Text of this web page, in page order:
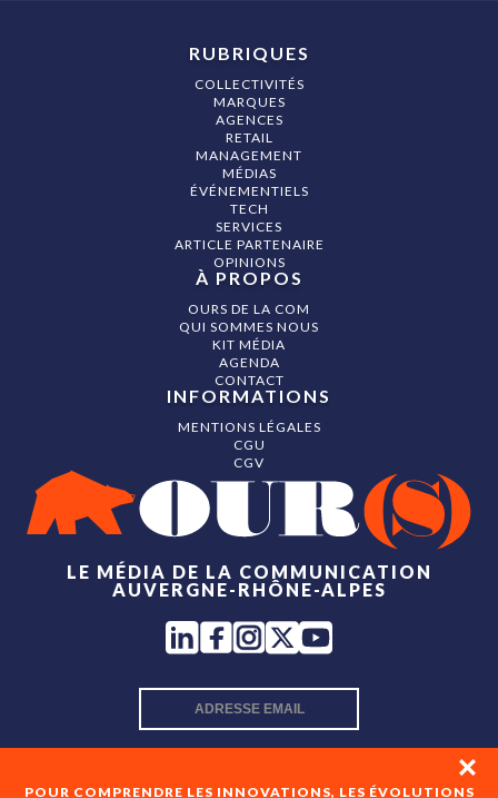
POUR COMPRENDRE LES INNOVATIONS, LES ÉVOLUTIONS
LE MÉDIA DE LA COMMUNICATION
AUVERGNE-RHÔNE-ALPES
RUBRIQUES
COLLECTIVITÉS
MARQUES
AGENCES
RETAIL
MANAGEMENT
MÉDIAS
ÉVÉNEMENTIELS
TECH
SERVICES
ARTICLE PARTENAIRE
OPINIONS
À PROPOS
OURS DE LA COM
QUI SOMMES NOUS
KIT MÉDIA
AGENDA
CONTACT
INFORMATIONS
MENTIONS LÉGALES
CGU
CGV